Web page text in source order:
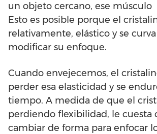
un objeto cercano, ese músculo
Esto es posible porque el
relativamente, elástico y se
modificar su enfoque.
Cuando envejecemos, el
perder esa elasticidad y se
tiempo. A medida de que el
perdiendo flexibilidad, le cuesta
cambiar de forma para enfocar